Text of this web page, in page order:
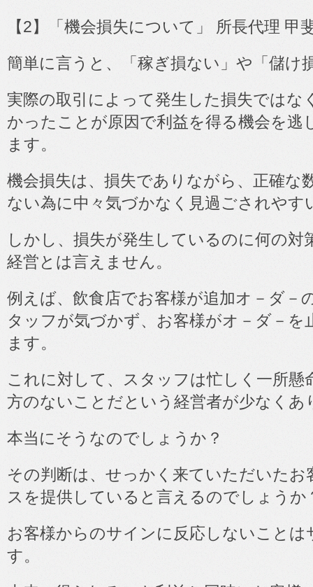
【2】「機会損失について」 所長代理 甲
簡単に言うと、「稼ぎ損ない」や「儲け
実際の取引によって発生した損失ではな
かったことが原因で利益を得る機会を逃
ます。
機会損失は、損失でありながら、正確な
ない為に中々気づかなく見過ごされやす
しかし、損失が発生しているのに何の
経営とは言えません。
例えば、飲食店でお客様が追加オ－ダ－
タッフが気づかず、お客様がオ－ダ－
ます。
これに対して、スタッフは忙しく一所
方のないことだという経営者が少なくあ
本当にそうなのでしょうか？
その判断は、せっかく来ていただいた
スを提供していると言えるのでしょうか
お客様からのサインに反応しないこと
す。